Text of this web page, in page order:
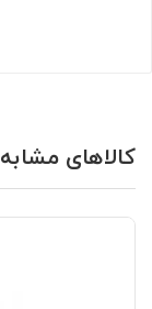
کالاهای مشابه